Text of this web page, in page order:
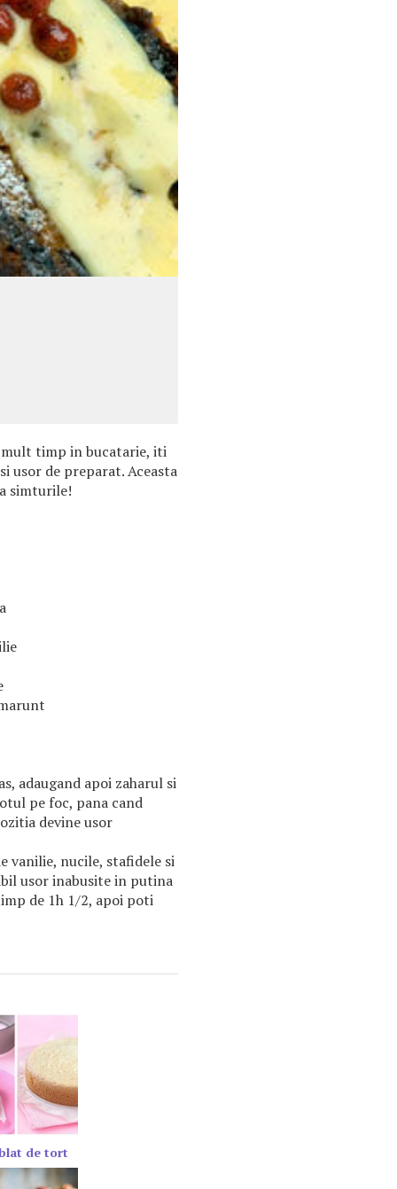
mult timp in bucatarie, iti
usor de preparat. Aceasta
simturile!
adaugand apoi zaharul si
pe foc, pana cand
devine usor
vanilie, nucile, stafidele si
usor inabusite in putina
de 1h 1/2, apoi poti
de tort